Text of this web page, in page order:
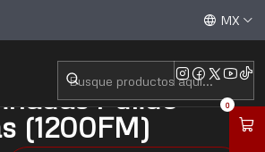
0
todas las tarjetas de crédito / débito y
MX
Pulido
(1200FM)